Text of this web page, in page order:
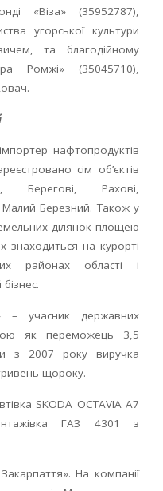
«Віза» (35952787),
угорської культури
та благодійному
Ромжі» (35045710),
нафтопродуктів
сім об’єктів
Берегові, Рахові,
Березний. Також у
ділянок площею
на курорті
районах області і
учасник державних
як переможець 3,5
з 2007 року виручка
щороку.
SKODA OCTAVIA A7
ГАЗ 4301 з
На компанії